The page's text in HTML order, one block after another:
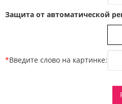
Защита от автоматической
*Введите слово на картинке: